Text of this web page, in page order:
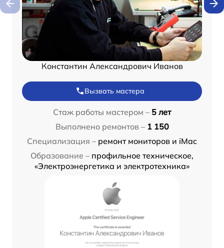
Константин Александрович Иванов
Вызвать мастера
Стаж работы мастером – 5 лет
Выполнено ремонтов – 1 150
Специализация – ремонт мониторов и iMac
Образование – профильное техническое,
«Электроэнергетика и электротехника»